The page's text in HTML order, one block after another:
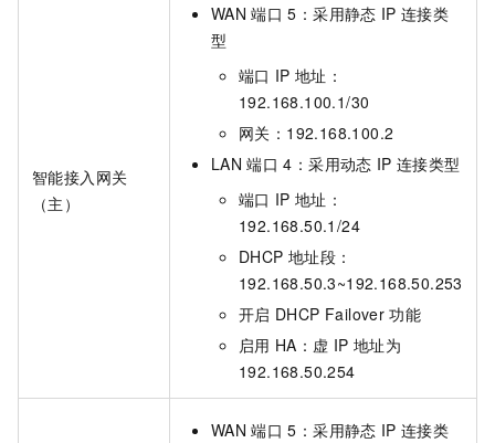
智能接入网关
（主）
WAN 端口 5：采用静态 IP 连接类
型
端口 IP 地址：
192.168.100.1/30
网关：192.168.100.2
LAN 端口 4：采用动态 IP 连接类型
端口 IP 地址：
192.168.50.1/24
DHCP 地址段：
192.168.50.3~192.168.50.253
开启 DHCP Failover 功能
启用 HA：虚 IP 地址为
192.168.50.254
WAN 端口 5：采用静态 IP 连接类